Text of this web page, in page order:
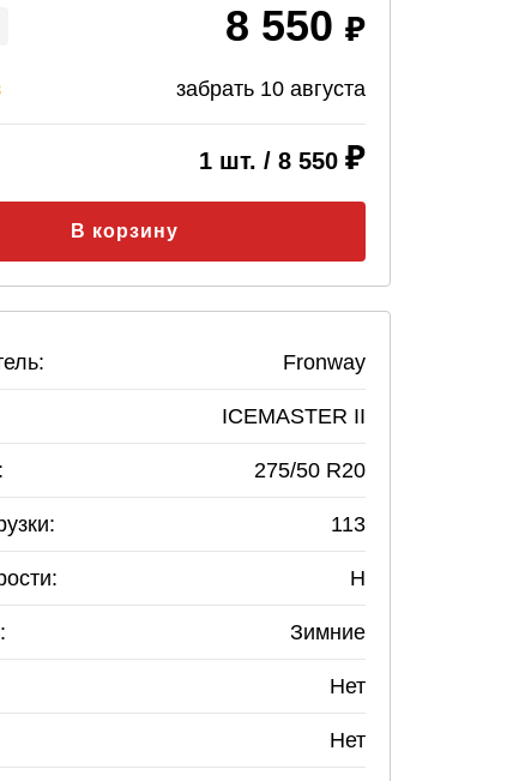
8 550
забрать 10 августа
1 шт. / 8 550
В корзину
Fronway
ICEMASTER II
275/50 R20
113
H
Зимние
Нет
Нет